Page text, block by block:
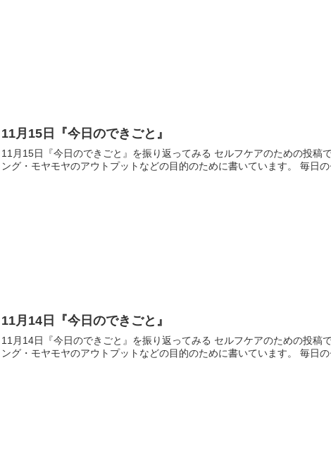
11月15日『今日のできごと』
11月15日『今日のできごと』を振り返ってみる セルフケアのための投稿
ング・モヤモヤのアウトプットなどの目的のために書いています。 毎日
11月14日『今日のできごと』
11月14日『今日のできごと』を振り返ってみる セルフケアのための投稿
ング・モヤモヤのアウトプットなどの目的のために書いています。 毎日